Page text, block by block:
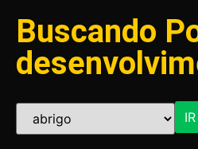
Buscando
IR